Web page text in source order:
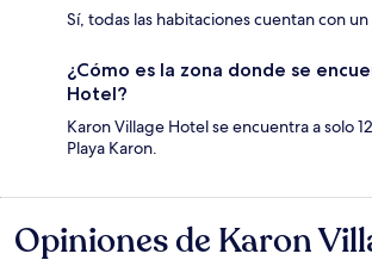
Sí, todas las habitaciones cuentan con
¿Cómo es la zona donde se
Hotel?
Karon Village Hotel se encuentra a solo
Playa Karon.
Opiniones
Opiniones de Karon